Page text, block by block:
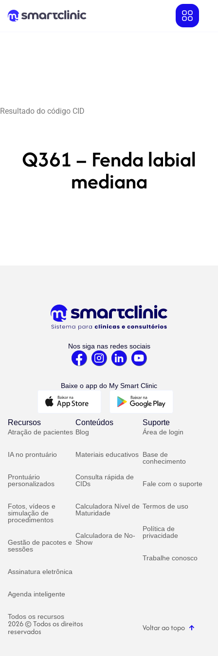
Resultado do código CID
Q361 – Fenda labial
mediana
Nos siga nas redes sociais
Baixe o app do My Smart Clinic
Recursos
Atração de pacientes
IA no prontuário
Prontuário
personalizados
Fotos, vídeos e
simulação de
procedimentos
Gestão de pacotes e
sessões
Assinatura eletrônica
Agenda inteligente
Todos os recursos
Conteúdos
Blog
Materiais educativos
Consulta rápida de
CIDs
Calculadora Nível de
Maturidade
Calculadora de No-
Show
Suporte
Área de login
Base de
conhecimento
Fale com o suporte
Termos de uso
Política de
privacidade
Trabalhe conosco
2026 © Todos os direitos
reservados Voltar ao topo